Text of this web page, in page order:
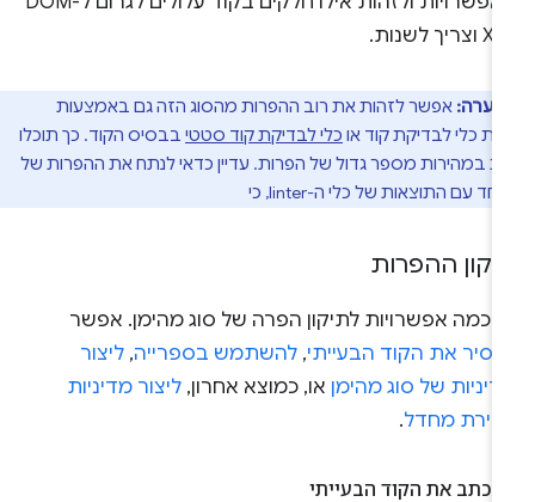
הערה:אפשר לזהות את רוב ההפרות מהסוג הזה גם באמצעות
כלי לבדיקת קוד אוכלי לבדיקת קוד סטטיבבסיס הקוד. כך תוכלו
במהירות מספר גדול של הפרות. עדיין כדאי לנתח את ההפרות של
ההפרות
כמה אפשרויות לתיקון הפרה של סוג מהימן. אפשר
את הקוד הבעייתי,להשתמש בספרייה,ליצור
של סוג מהימןאו, כמוצא אחרון,ליצור מדיניות
מחדל.
את הקוד הבעייתי